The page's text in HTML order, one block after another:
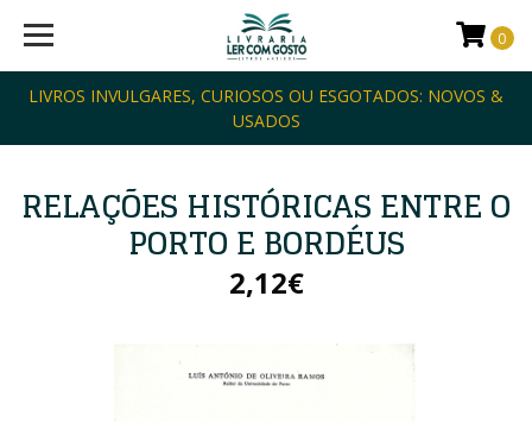
LIVROS INVULGARES, CURIOSOS OU ESGOTADOS: NOVOS &
USADOS
0
RELAÇÕES HISTÓRICAS ENTRE O
PORTO E BORDÉUS
2,12€